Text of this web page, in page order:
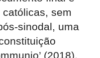
sem
sinodal, uma
(2018),